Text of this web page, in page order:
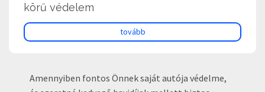
körű védelem
tovább
Amennyiben fontos Önnek saját autója védelme,